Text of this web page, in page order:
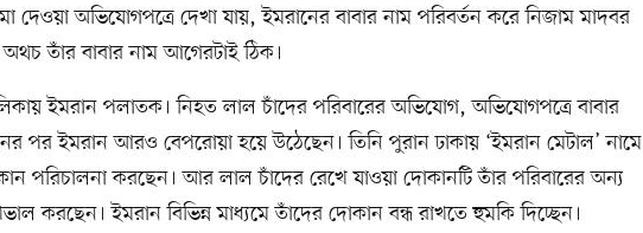
অভিযোগপত্রে দেখা যায়, ইমরানের বাবার নাম পরিবর্তন করে নিজাম মাদবর
তাঁর বাবার নাম আগেরটাই ঠিক।
ইমরান পলাতক। নিহত লাল চাঁদের পরিবারের অভিযোগ, অভিযোগপত্রে বাবার
পর ইমরান আরও বেপরোয়া হয়ে উঠেছেন। তিনি পুরান ঢাকায় ‘ইমরান মেটাল’ নামে
পরিচালনা করছেন। আর লাল চাঁদের রেখে যাওয়া দোকানটি তাঁর পরিবারের অন্য
করছেন। ইমরান বিভিন্ন মাধ্যমে তাঁদের দোকান বন্ধ রাখতে হুমকি দিচ্ছেন।